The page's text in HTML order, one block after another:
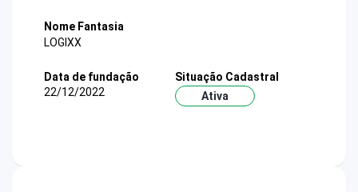
Nome Fantasia
LOGIXX
Data de fundação
22/12/2022
Situação Cadastral
Ativa